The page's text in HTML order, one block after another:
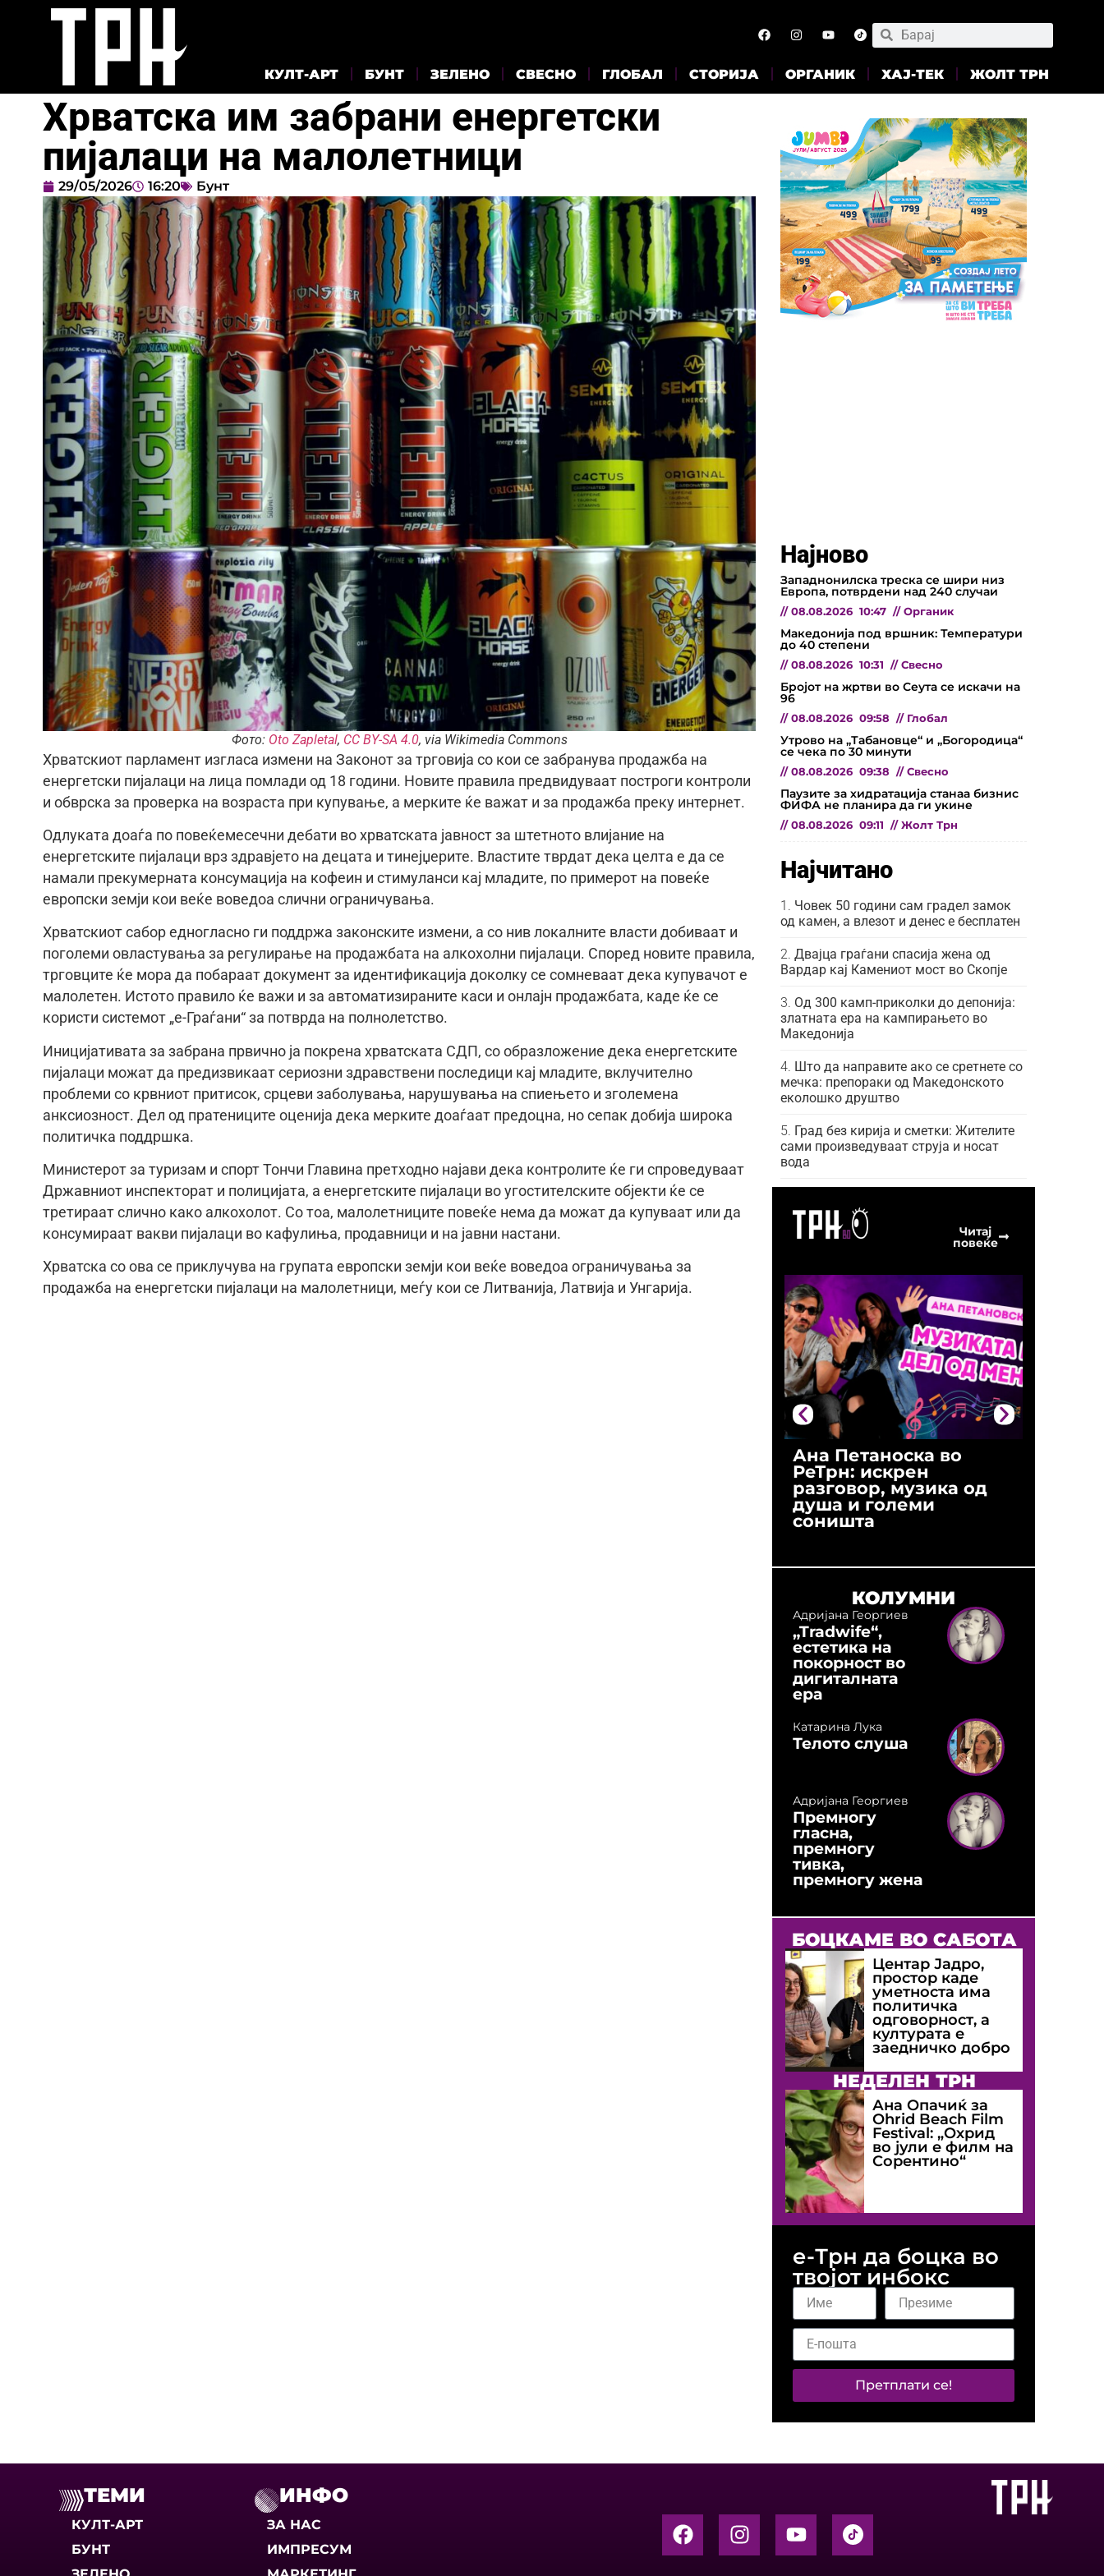
КУЛТ-АРТ БУНТ ЗЕЛЕНО СВЕСНО ГЛОБАЛ СТОРИЈА ОРГАНИК ХАЈ-ТЕК ЖОЛТ ТРН
Хрватска им забрани енергетски
пијалаци на малолетници
29/05/2026 16:20 Бунт
Фото: Oto Zapletal, CC BY-SA 4.0, via Wikimedia Commons
Хрватскиот парламент изгласа измени на Законот за трговија со кои се забранува продажба на
енергетски пијалаци на лица помлади од 18 години. Новите правила предвидуваат построги контроли
и обврска за проверка на возраста при купување, а мерките ќе важат и за продажба преку интернет.
Одлуката доаѓа по повеќемесечни дебати во хрватската јавност за штетното влијание на
енергетските пијалаци врз здравјето на децата и тинејџерите. Властите тврдат дека целта е да се
намали прекумерната консумација на кофеин и стимуланси кај младите, по примерот на повеќе
европски земји кои веќе воведоа слични ограничувања.
Хрватскиот сабор едногласно ги поддржа законските измени, а со нив локалните власти добиваат и
поголеми овластувања за регулирање на продажбата на алкохолни пијалаци. Според новите правила,
трговците ќе мора да побараат документ за идентификација доколку се сомневаат дека купувачот е
малолетен. Истото правило ќе важи и за автоматизираните каси и онлајн продажбата, каде ќе се
користи системот „е-Граѓани“ за потврда на полнолетство.
Иницијативата за забрана првично ја покрена хрватската СДП, со образложение дека енергетските
пијалаци можат да предизвикаат сериозни здравствени последици кај младите, вклучително
проблеми со крвниот притисок, срцеви заболувања, нарушувања на спиењето и зголемена
анксиозност. Дел од пратениците оценија дека мерките доаѓаат предоцна, но сепак добија широка
политичка поддршка.
Министерот за туризам и спорт Тончи Главина претходно најави дека контролите ќе ги спроведуваат
Државниот инспекторат и полицијата, а енергетските пијалаци во угостителските објекти ќе се
третираат слично како алкохолот. Со тоа, малолетниците повеќе нема да можат да купуваат или да
консумираат вакви пијалаци во кафулиња, продавници и на јавни настани.
Хрватска со ова се приклучува на групата европски земји кои веќе воведоа ограничувања за
продажба на енергетски пијалаци на малолетници, меѓу кои се Литванија, Латвија и Унгарија.
Најново
Западнонилска треска се шири низ
Европа, потврдени над 240 случаи
// 08.08.2026 10:47 // Органик
Македонија под вршник: Температури
до 40 степени
// 08.08.2026 10:31 // Свесно
Бројот на жртви во Сеута се искачи на
96
// 08.08.2026 09:58 // Глобал
Утрово на „Табановце“ и „Богородица“
се чека по 30 минути
// 08.08.2026 09:38 // Свесно
Паузите за хидратација станаа бизнис
ФИФА не планира да ги укине
// 08.08.2026 09:11 // Жолт Трн
Најчитано
Човек 50 години сам градел замок
од камен, а влезот и денес е бесплатен
Двајца граѓани спасија жена од
Вардар кај Камениот мост во Скопје
Од 300 камп-приколки до депонија:
златната ера на кампирањето во
Македонија
Што да направите ако се сретнете со
мечка: препораки од Македонското
еколошко друштво
Град без кирија и сметки: Жителите
сами произведуваат струја и носат
вода
Читај
повеќе
Ана Петаноска во
РеТрн: искрен
разговор, музика од
душа и големи
соништа
КОЛУМНИ
Адријана Георгиев
„Tradwife“,
естетика на
покорност во
дигиталната
ера
Катарина Лука
Телото слуша
Адријана Георгиев
Премногу
гласна,
премногу
тивка,
премногу жена
БОЦКАМЕ ВО САБОТА
Центар Јадро,
простор каде
уметноста има
политичка
одговорност, а
културата е
заедничко добро
НЕДЕЛЕН ТРН
Ана Опачиќ за
Оhrid Beach Film
Festival: „Охрид
во јули е филм на
Сорентино“
е-Трн да боцка во
твојот инбокс
Претплати се!
ТЕМИ
КУЛТ-АРТ
БУНТ
ИНФО
ЗА НАС
ИМПРЕСУМ